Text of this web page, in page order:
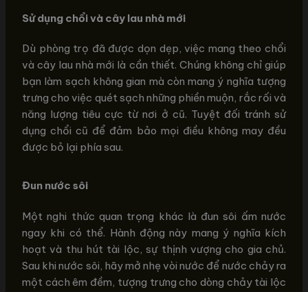
Sử dụng chổi và cây lau nhà mới
Dù phòng trọ đã được dọn dẹp, việc mang theo chổi
và cây lau nhà mới là cần thiết. Chúng không chỉ giúp
bạn làm sạch không gian mà còn mang ý nghĩa tượng
trưng cho việc quét sạch những phiền muộn, rắc rối và
năng lượng tiêu cực từ nơi ở cũ. Tuyệt đối tránh sử
dụng chổi cũ để đảm bảo mọi điều không may đều
được bỏ lại phía sau.
Đun nước sôi
Một nghi thức quan trọng khác là đun sôi ấm nước
ngay khi có thể. Hành động này mang ý nghĩa kích
hoạt và thu hút tài lộc, sự thịnh vượng cho gia chủ.
Sau khi nước sôi, hãy mở nhẹ vòi nước để nước chảy ra
một cách êm đềm, tượng trưng cho dòng chảy tài lộc